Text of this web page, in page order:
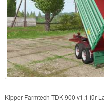
Kipper Farmtech TDK 900 v1.1 für